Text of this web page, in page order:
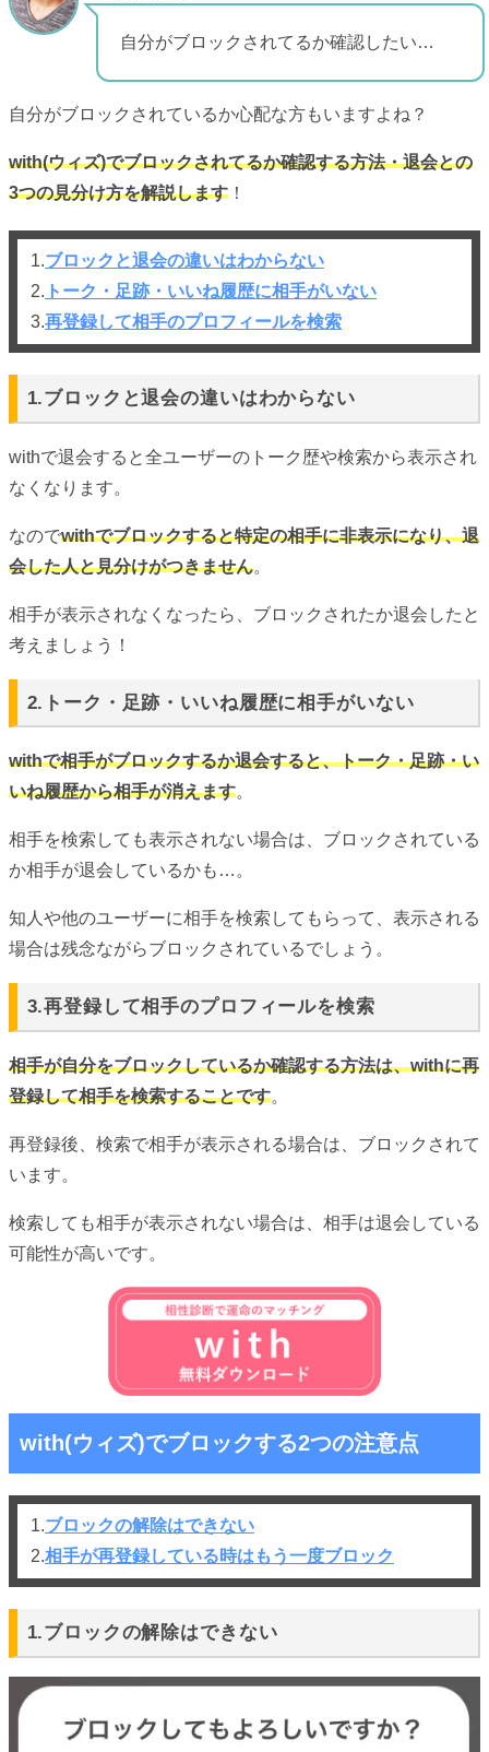
自分がブロックされてるか確認したい…
自分がブロックされているか心配な方もいますよね？
with(ウィズ)でブロックされてるか確認する方法・退会との
3つの見分け方を解説します ！
1.ブロックと退会の違いはわからない
2. トーク・足跡・いいね履歴に相手がいない
3.再登録して相手のプロフィールを検索
1.ブロックと退会の違いはわからない
withで退会すると全ユーザーのトーク歴や検索から表示され
なくなります。
なのでwithでブロックすると特定の相手に非表示になり、退
会した人と見分けがつきません。
相手が表示されなくなったら、ブロックされたか退会したと
考えましょう！
2.トーク・足跡・いいね履歴に相手がいない
withで相手がブロックするか退会すると、トーク・足跡・い
いね履歴から相手が消えます。
相手を検索しても表示されない場合は、ブロックされている
か相手が退会しているかも…。
知人や他のユーザーに相手を検索してもらって、表示される
場合は残念ながらブロックされているでしょう。
3.再登録して相手のプロフィールを検索
相手が自分をブロックしているか確認する方法は、withに再
登録して相手を検索することです。
再登録後、検索で相手が表示される場合は、ブロックされて
います。
検索しても相手が表示されない場合は、相手は退会している
可能性が高いです。
with(ウィズ)でブロックする2つの注意点
1.ブロックの解除はできない
2.相手が再登録している時はもう一度ブロック
1.ブロックの解除はできない